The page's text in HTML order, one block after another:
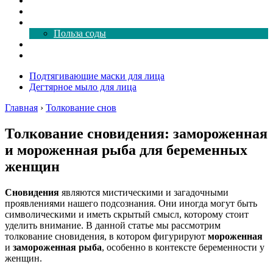
Польза соды
Подтягивающие маски для лица
Дегтярное мыло для лица
Главная › Толкование снов
Толкование сновидения: замороженная
и мороженная рыба для беременных
женщин
Сновидения являются мистическими и загадочными
проявлениями нашего подсознания. Они иногда могут быть
символическими и иметь скрытый смысл, которому стоит
уделить внимание. В данной статье мы рассмотрим
толкование сновидения, в котором фигурируют мороженная
и замороженная рыба, особенно в контексте беременности у
женщин.